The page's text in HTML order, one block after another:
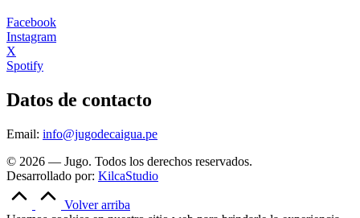
Facebook
Instagram
X
Spotify
Datos de contacto
Email: info@jugodecaigua.pe
© 2026 — Jugo. Todos los derechos reservados.
Desarrollado por: KilcaStudio
Volver arriba